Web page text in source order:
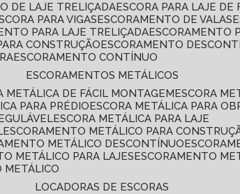
DE LAJE TRELIÇADA ESCORA PARA LAJE DE
PARA VIGAS ESCORAMENTO DE VALAS
PARA LAJE TRELIÇADA ESCORAMENTO
CONSTRUÇÃO ESCORAMENTO
ESCORAMENTO CONTÍNUO
ESCORAMENTOS METÁLICOS
METÁLICA DE FÁCIL MONTAGEM
ESCORA
PARA PRÉDIO ESCORA METÁLICA PARA
ESCORA METÁLICA PARA LAJE
ESCORAMENTO METÁLICO PARA
METÁLICO DESCONTÍNUO
METÁLICO PARA LAJES
ESCORAMENTO
METÁLICO
LOCADORAS DE ESCORAS